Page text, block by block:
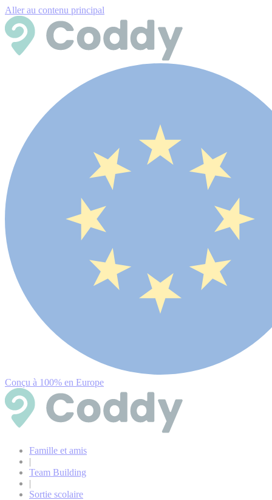
Aller au contenu principal
Conçu à 100% en Europe
Famille et amis
|
Team Building
|
Sortie scolaire